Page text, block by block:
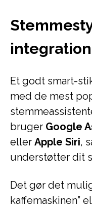
integration
Et godt smart-
med de mest
bruger Google
eller Apple Siri,
understøtter dit
Det gør det
kaffemaskinen”